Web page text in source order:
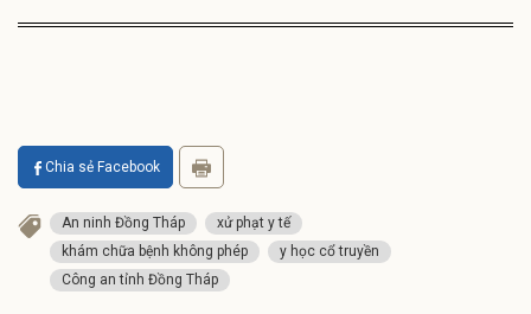
Chia sẻ Facebook
An ninh Đồng Tháp
xử phạt y tế
khám chữa bệnh không phép
y học cổ truyền
Công an tỉnh Đồng Tháp